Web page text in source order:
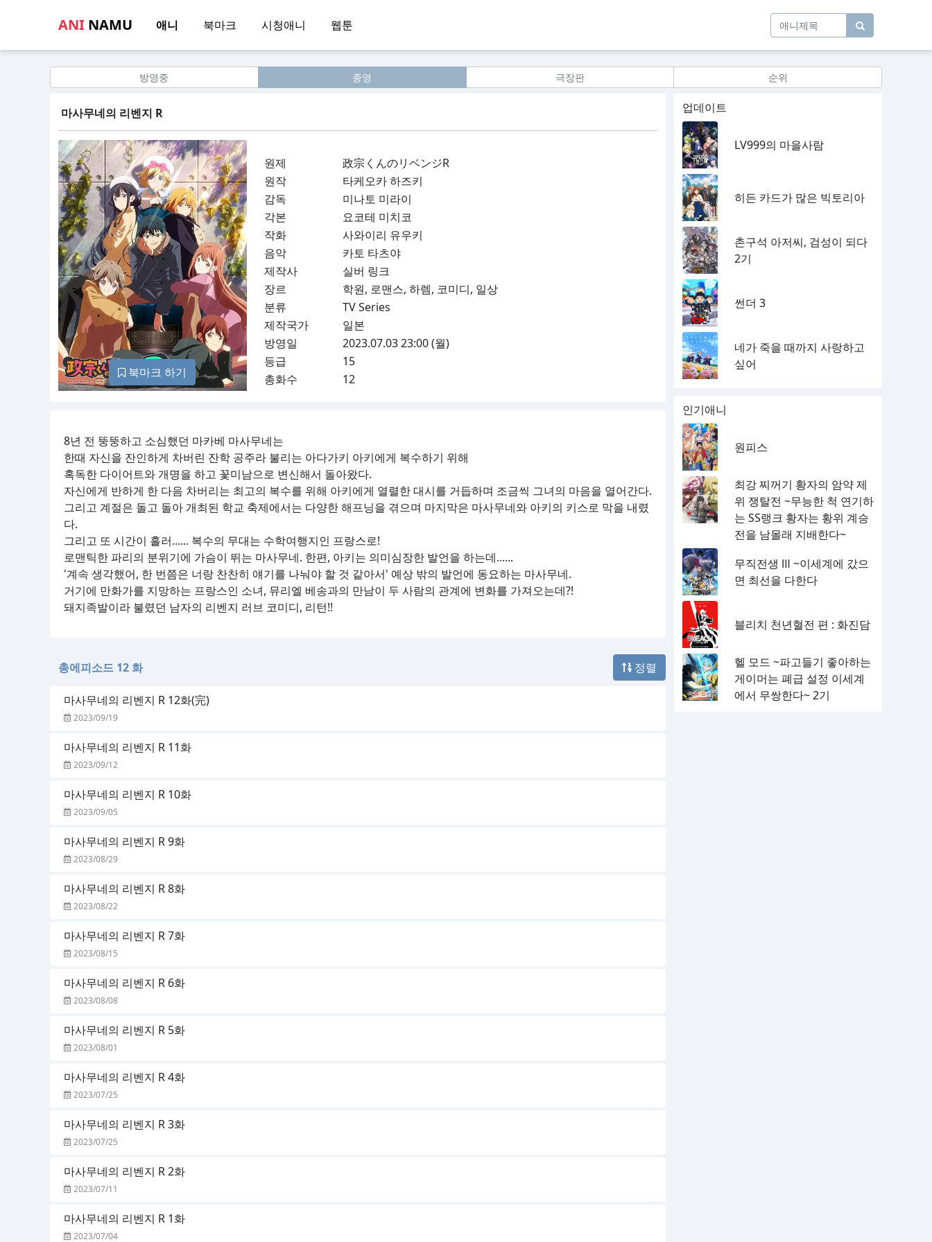
ANI NAMU 애니 북마크 시청애니 웹툰
방영중 종영 극장판 순위
마사무네의 리벤지 R
북마크 하기
원제
政宗くんのリベンジR
원작
타케오카 하즈키
감독
미나토 미라이
각본
요코테 미치코
작화
사와이리 유우키
음악
카토 타츠야
제작사
실버 링크
장르
학원, 로맨스, 하렘, 코미디, 일상
분류
TV Series
제작국가
일본
방영일
2023.07.03 23:00 (월)
등급
15
총화수
12
8년 전 뚱뚱하고 소심했던 마카베 마사무네는
한때 자신을 잔인하게 차버린 잔학 공주라 불리는 아다가키 아키에게 복수하기 위해
혹독한 다이어트와 개명을 하고 꽃미남으로 변신해서 돌아왔다.
자신에게 반하게 한 다음 차버리는 최고의 복수를 위해 아키에게 열렬한 대시를 거듭하며 조금씩 그녀의 마음을 열어간다.
그리고 계절은 돌고 돌아 개최된 학교 축제에서는 다양한 해프닝을 겪으며 마지막은 마사무네와 아키의 키스로 막을 내렸
다.
그리고 또 시간이 흘러...... 복수의 무대는 수학여행지인 프랑스로!
로맨틱한 파리의 분위기에 가슴이 뛰는 마사무네. 한편, 아키는 의미심장한 발언을 하는데......
'계속 생각했어, 한 번쯤은 너랑 찬찬히 얘기를 나눠야 할 것 같아서' 예상 밖의 발언에 동요하는 마사무네.
거기에 만화가를 지망하는 프랑스인 소녀, 뮤리엘 베송과의 만남이 두 사람의 관계에 변화를 가져오는데?!
돼지족발이라 불렸던 남자의 리벤지 러브 코미디, 리턴!!
총에피소드 12 화 정렬
마사무네의 리벤지 R 12화(完)
2023/09/19
마사무네의 리벤지 R 11화
2023/09/12
마사무네의 리벤지 R 10화
2023/09/05
마사무네의 리벤지 R 9화
2023/08/29
마사무네의 리벤지 R 8화
2023/08/22
마사무네의 리벤지 R 7화
2023/08/15
마사무네의 리벤지 R 6화
2023/08/08
마사무네의 리벤지 R 5화
2023/08/01
마사무네의 리벤지 R 4화
2023/07/25
마사무네의 리벤지 R 3화
2023/07/25
마사무네의 리벤지 R 2화
2023/07/11
마사무네의 리벤지 R 1화
2023/07/04
업데이트
LV999의 마을사람
히든 카드가 많은 빅토리아
촌구석 아저씨, 검성이 되다
2기
썬더 3
네가 죽을 때까지 사랑하고
싶어
인기애니
원피스
최강 찌꺼기 황자의 암약 제
위 쟁탈전 ~무능한 척 연기하
는 SS랭크 황자는 황위 계승
전을 남몰래 지배한다~
무직전생 Ⅲ ~이세계에 갔으
면 최선을 다한다
블리치 천년혈전 편 : 화진담
헬 모드 ~파고들기 좋아하는
게이머는 폐급 설정 이세계
에서 무쌍한다~ 2기